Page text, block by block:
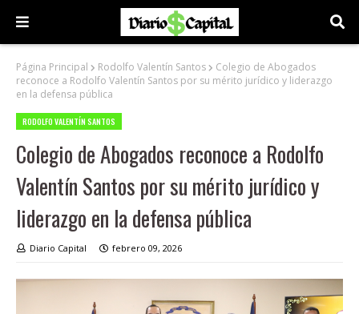
Página Principal Rodolfo Valentín Santos
Colegio de Abogados
reconoce a Rodolfo Valentín Santos por su mérito jurídico y liderazgo
en la defensa pública
RODOLFO VALENTÍN SANTOS
Colegio de Abogados reconoce a Rodolfo
Valentín Santos por su mérito jurídico y
liderazgo en la defensa pública
Diario Capital febrero 09, 2026